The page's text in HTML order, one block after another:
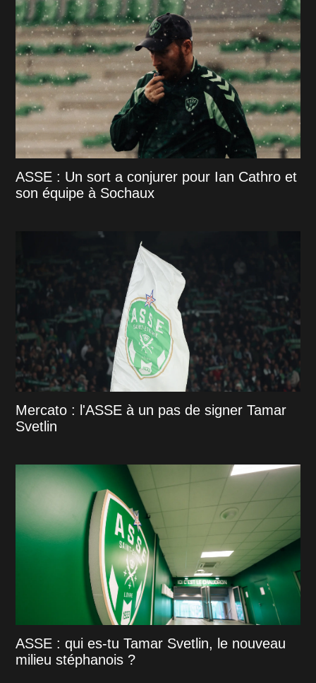
ASSE : Un sort a conjurer pour Ian Cathro et
son équipe à Sochaux
Mercato : l'ASSE à un pas de signer Tamar
Svetlin
ASSE : qui es-tu Tamar Svetlin, le nouveau
milieu stéphanois ?